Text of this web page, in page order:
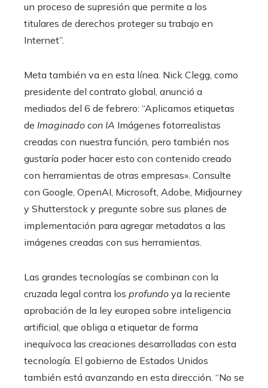
un proceso de supresión que permite a los
titulares de derechos proteger su trabajo en
Internet”.
Meta también va en esta línea. Nick Clegg, como
presidente del contrato global, anunció a
mediados del 6 de febrero: “Aplicamos etiquetas
de Imaginado con IA Imágenes fotorrealistas
creadas con nuestra función, pero también nos
gustaría poder hacer esto con contenido creado
con herramientas de otras empresas». Consulte
con Google, OpenAI, Microsoft, Adobe, Midjourney
y Shutterstock y pregunte sobre sus planes de
implementación para agregar metadatos a las
imágenes creadas con sus herramientas.
Las grandes tecnologías se combinan con la
cruzada legal contra los profundo ya la reciente
aprobación de la ley europea sobre inteligencia
artificial, que obliga a etiquetar de forma
inequívoca las creaciones desarrolladas con esta
tecnología. El gobierno de Estados Unidos
también está avanzando en esta dirección. “No se